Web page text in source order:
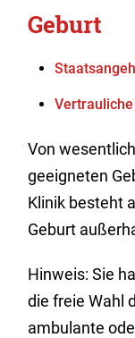
Geburt
Von
geeigneten
Klinik besteht
Geburt
Hinweis: Sie
die freie Wahl
ambulante